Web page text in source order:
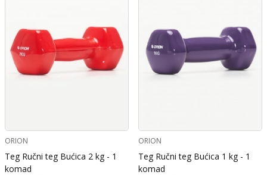
ORION
Teg Ručni teg Bućica 2 kg - 1
komad
ORION
Teg Ručni teg Bućica 1 kg - 1
komad